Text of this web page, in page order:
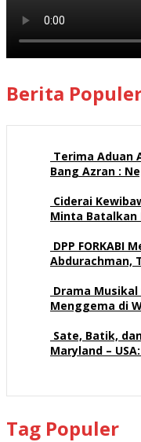
Berita
Terima Aduan
Bang Azran :
Ciderai
Minta Batalkan
DPP FORKABI
Abdurachman,
Drama Musikal
Menggema di
Sate, Batik,
Maryland –
Tag Populer